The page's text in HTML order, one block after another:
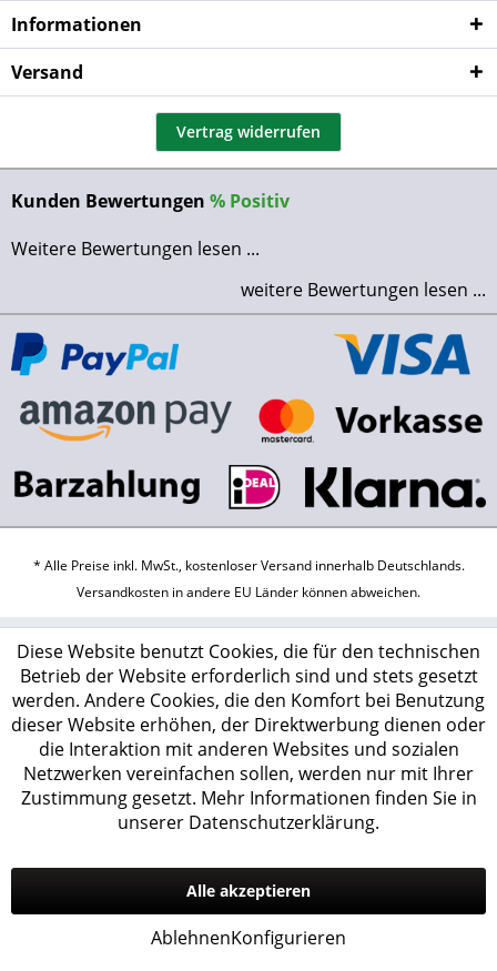
Informationen
Versand
Vertrag widerrufen
Kunden Bewertungen % Positiv
Weitere Bewertungen lesen ...
weitere Bewertungen lesen ...
* Alle Preise inkl. MwSt., kostenloser Versand innerhalb Deutschlands.
Versandkosten in andere EU Länder können abweichen.
Diese Website benutzt Cookies, die für den technischen
Betrieb der Website erforderlich sind und stets gesetzt
werden. Andere Cookies, die den Komfort bei Benutzung
dieser Website erhöhen, der Direktwerbung dienen oder
die Interaktion mit anderen Websites und sozialen
Netzwerken vereinfachen sollen, werden nur mit Ihrer
Zustimmung gesetzt. Mehr Informationen finden Sie in
unserer Datenschutzerklärung.
Alle akzeptieren
AblehnenKonfigurieren